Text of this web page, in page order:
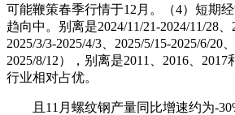
可能鞭策春季行情于12月。（4）短期
趋向中。别离是2024/11/21-2024/11/28、
2025/3/3-2025/4/3、2025/5/15-2025/6/20
2025/8/12），别离是2011、2016、
行业相对占优。
且11月螺纹钢产量同比增速约为-